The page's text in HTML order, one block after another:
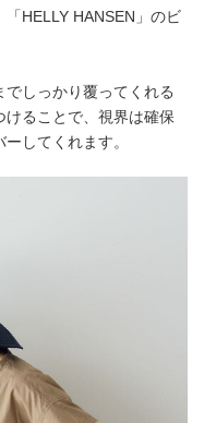
HELLY HANSEN」のビ
しっかり覆ってくれる
ることで、視界は確保
してくれます。